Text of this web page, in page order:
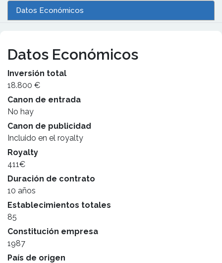
Datos Económicos
Datos Económicos
Inversión total
18.800 €
Canon de entrada
No hay
Canon de publicidad
Incluido en el royalty
Royalty
411€
Duración de contrato
10 años
Establecimientos totales
85
Constitución empresa
1987
País de origen